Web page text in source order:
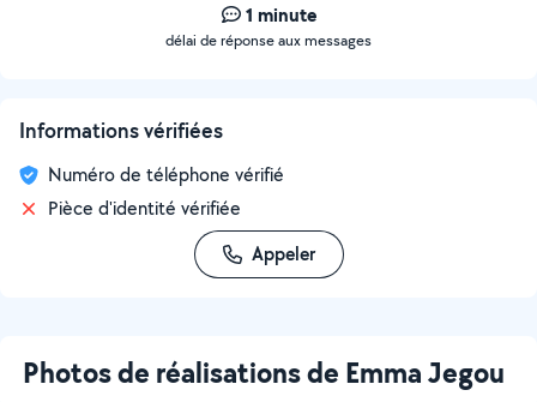
1 minute
délai de réponse aux messages
Informations vérifiées
Numéro de téléphone vérifié
Pièce d'identité vérifiée
Appeler
Photos de réalisations de Emma Jegou